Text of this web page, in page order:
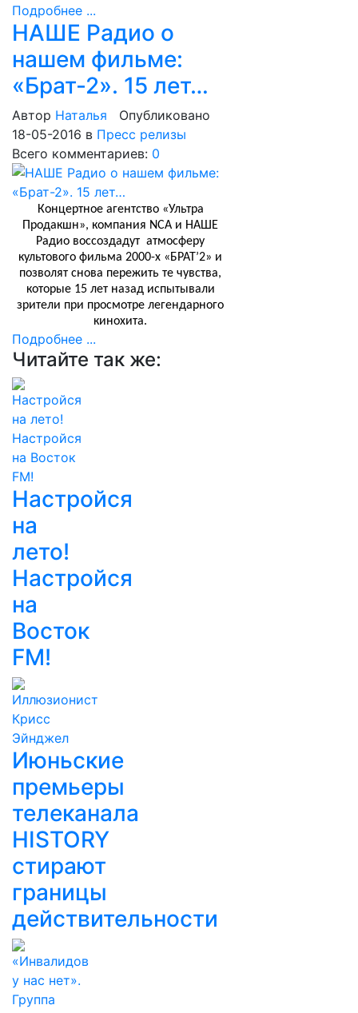
Подробнее ...
НАШЕ Радио о
нашем фильме:
«Брат-2». 15 лет…
Автор Наталья
Опубликовано
18-05-2016 в Пресс релизы
Всего комментариев: 0
Концертное агентство «Ультра
Продакшн», компания NCA и НАШЕ
Радио воссоздадут атмосферу
культового фильма 2000-х «БРАТ’2» и
позволят снова пережить те чувства,
которые 15 лет назад испытывали
зрители при просмотре легендарного
кинохита.
Подробнее ...
Читайте так же:
Настройся
на
лето!
Настройся
на
Восток
FM!
Июньские
премьеры
телеканала
HISTORY
стирают
границы
действительности